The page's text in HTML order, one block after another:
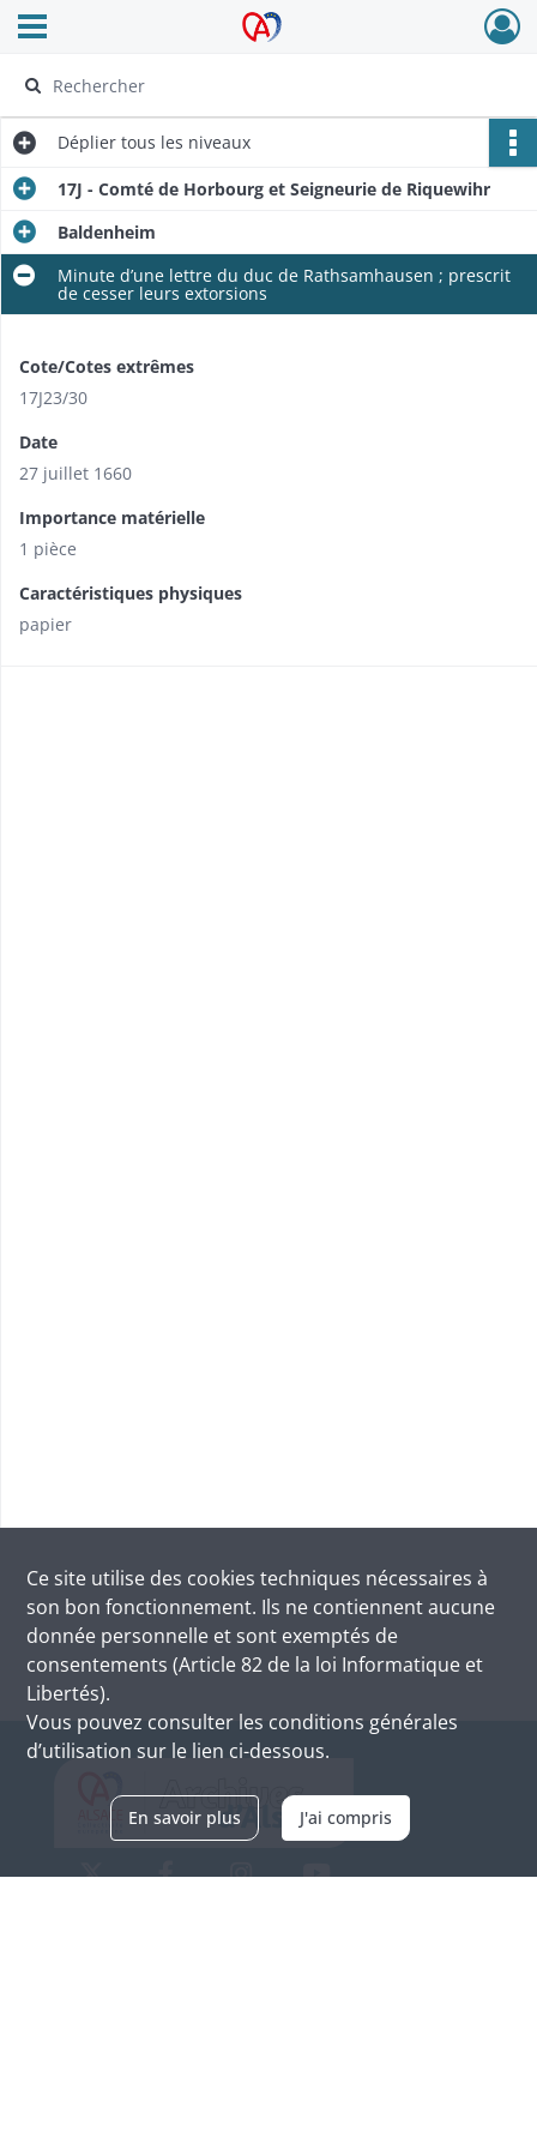
Archives Alsace - Colmar
Ouvrir le menu déroulant
Déplier tous les niveaux
17J - Comté de Horbourg et Seigneurie de Riquewihr
Baldenheim
Minute d’une lettre du duc de Rathsamhausen ; prescrit
de cesser leurs extorsions
Cote/Cotes extrêmes
17J23/30
Date
27 juillet 1660
Importance matérielle
1 pièce
Caractéristiques physiques
papier
Ce site utilise des cookies techniques nécessaires à
son bon fonctionnement. Ils ne contiennent aucune
donnée personnelle et sont exemptés de
consentements (Article 82 de la loi Informatique et
Libertés).
Vous pouvez consulter les conditions générales
d’utilisation sur le lien ci-dessous.
En savoir plus J'ai compris